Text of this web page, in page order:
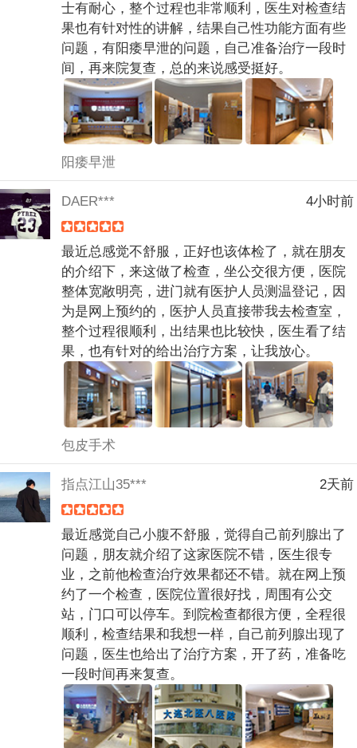
士有耐心，整个过程也非常顺利，医生对检查结
果也有针对性的讲解，结果自己性功能方面有些
问题，有阳痿早泄的问题，自己准备治疗一段时
间，再来院复查，总的来说感受挺好。
阳痿早泄
DAER*** 4小时前
最近总感觉不舒服，正好也该体检了，就在朋友
的介绍下，来这做了检查，坐公交很方便，医院
整体宽敞明亮，进门就有医护人员测温登记，因
为是网上预约的，医护人员直接带我去检查室，
整个过程很顺利，出结果也比较快，医生看了结
果，也有针对的给出治疗方案，让我放心。
包皮手术
指点江山35*** 2天前
最近感觉自己小腹不舒服，觉得自己前列腺出了
问题，朋友就介绍了这家医院不错，医生很专
业，之前他检查治疗效果都还不错。就在网上预
约了一个检查，医院位置很好找，周围有公交
站，门口可以停车。到院检查都很方便，全程很
顺利，检查结果和我想一样，自己前列腺出现了
问题，医生也给出了治疗方案，开了药，准备吃
一段时间再来复查。